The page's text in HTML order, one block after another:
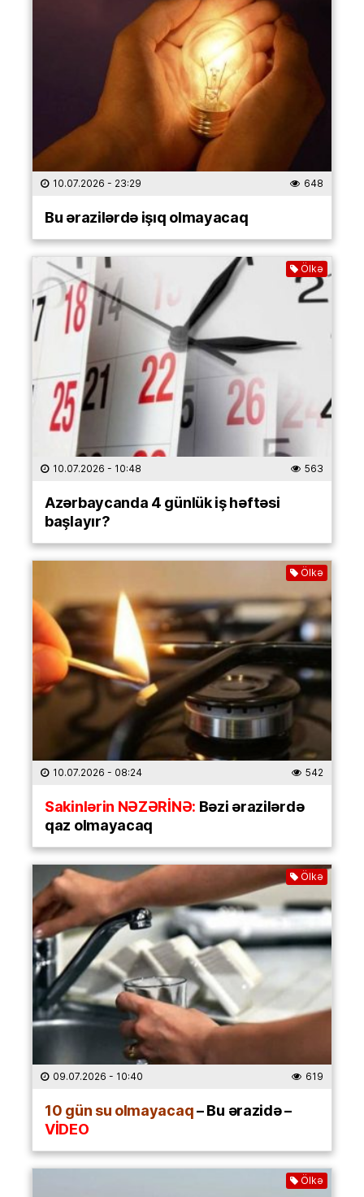
10.07.2026 - 23:29 648
Bu ərazilərdə işıq olmayacaq
Ölkə
10.07.2026 - 10:48 563
Azərbaycanda 4 günlük iş həftəsi
başlayır?
Ölkə
10.07.2026 - 08:24 542
Sakinlərin NƏZƏRİNƏ: Bəzi ərazilərdə
qaz olmayacaq
Ölkə
09.07.2026 - 10:40 619
10 gün su olmayacaq– Bu ərazidə –
VİDEO
Ölkə